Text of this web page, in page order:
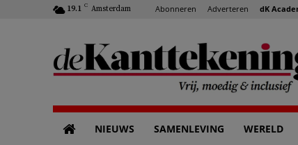
19.1 C Amsterdam Abonneren Adverteren dK
NIEUWS SAMENLEVING WERELD